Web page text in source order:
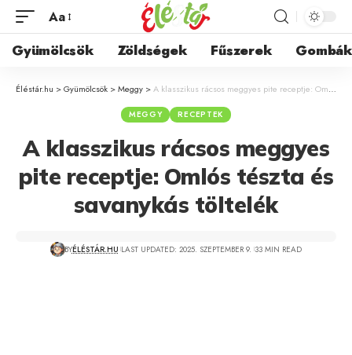
Aa
Gyümölcsök Zöldségek Fűszerek Gombák
Éléstár.hu >Gyümölcsök >Meggy >A klasszikus rácsos meggyes pite receptje: Omlós tészta és savanykás töltelék
MEGGY RECEPTEK
A klasszikus rácsos meggyes
pite receptje: Omlós tészta és
savanykás töltelék
BYÉLÉSTÁR.HU LAST UPDATED: 2025. SZEPTEMBER 9. 33 MIN READ